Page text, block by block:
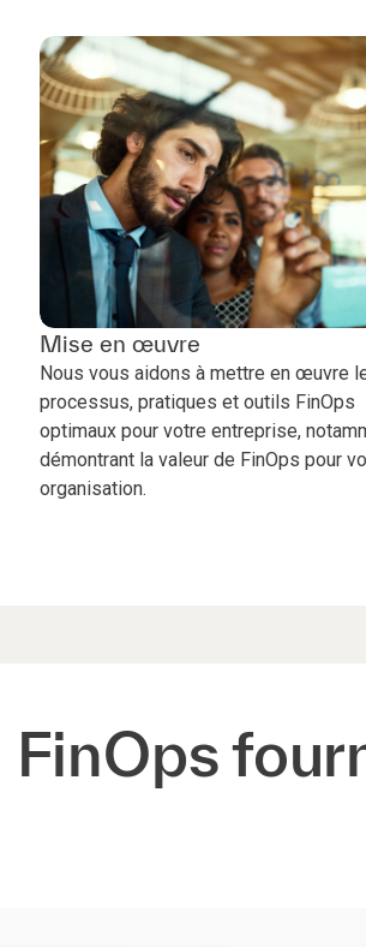
Mise en œuvre
Nous vous aidons à mettre en œuvre
processus, pratiques et outils FinOps
optimaux pour votre entreprise,
démontrant la valeur de FinOps pour
organisation.